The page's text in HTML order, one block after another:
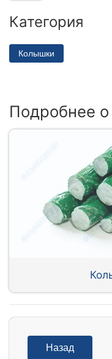
Категория
Колышки
Подробнее о
Назад